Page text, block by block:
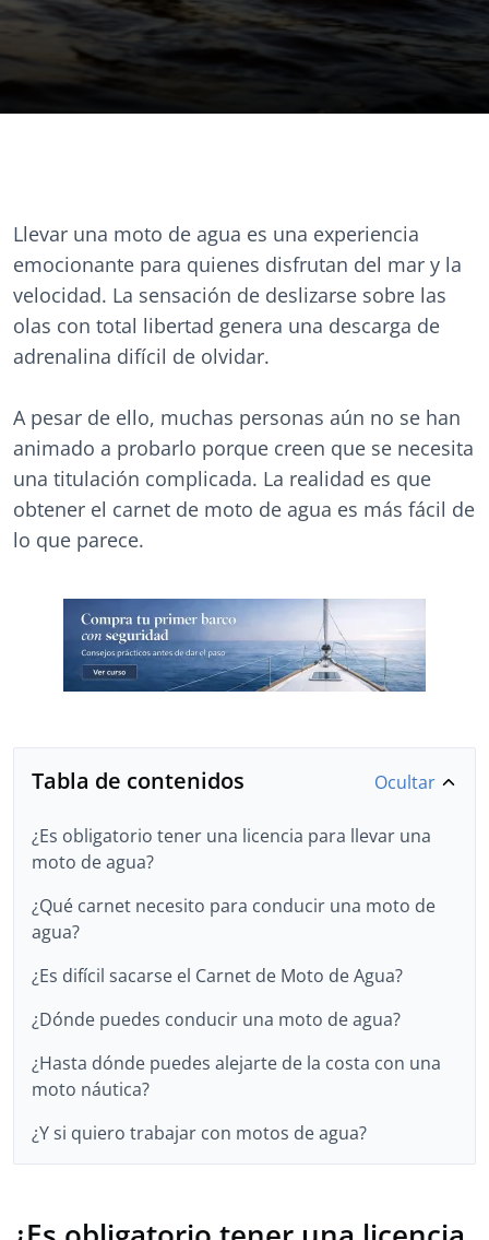
Llevar una moto de agua es una experiencia
emocionante para quienes disfrutan del mar y la
velocidad. La sensación de deslizarse sobre las
olas con total libertad genera una descarga de
adrenalina difícil de olvidar.
A pesar de ello, muchas personas aún no se han
animado a probarlo porque creen que se necesita
una titulación complicada. La realidad es que
obtener el carnet de moto de agua es más fácil de
lo que parece.
Tabla de contenidos Ocultar
¿Es obligatorio tener una licencia para llevar una
moto de agua?
¿Qué carnet necesito para conducir una moto de
agua?
¿Es difícil sacarse el Carnet de Moto de Agua?
¿Dónde puedes conducir una moto de agua?
¿Hasta dónde puedes alejarte de la costa con una
moto náutica?
¿Y si quiero trabajar con motos de agua?